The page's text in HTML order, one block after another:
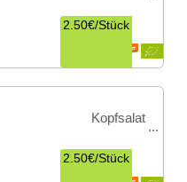
2.50€/Stück
Kopfsalat
2.50€/Stück